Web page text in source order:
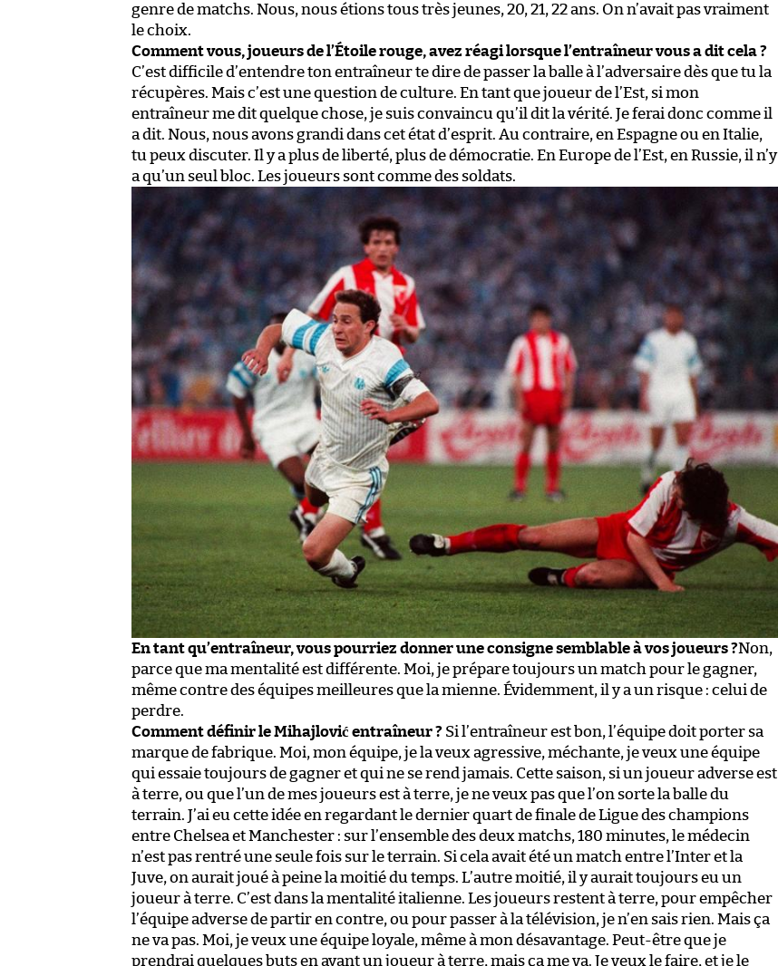
genre de matchs. Nous, nous étions tous très jeunes, 20, 21, 22 ans. On n’avait pas vraiment
le choix.
Comment vous, joueurs de l’Étoile rouge, avez réagi lorsque l’entraîneur vous a dit cela ?
C’est difficile d’entendre ton entraîneur te dire de passer la balle à l’adversaire dès que tu la
récupères. Mais c’est une question de culture. En tant que joueur de l’Est, si mon
entraîneur me dit quelque chose, je suis convaincu qu’il dit la vérité. Je ferai donc comme il
a dit. Nous, nous avons grandi dans cet état d’esprit. Au contraire, en Espagne ou en Italie,
tu peux discuter. Il y a plus de liberté, plus de démocratie. En Europe de l’Est, en Russie, il n’y
a qu’un seul bloc. Les joueurs sont comme des soldats.
En tant qu’entraîneur, vous pourriez donner une consigne semblable à vos joueurs ?Non,
parce que ma mentalité est différente. Moi, je prépare toujours un match pour le gagner,
même contre des équipes meilleures que la mienne. Évidemment, il y a un risque : celui de
perdre.
Comment définir le Mihajlović entraîneur ? Si l’entraîneur est bon, l’équipe doit porter sa
marque de fabrique. Moi, mon équipe, je la veux agressive, méchante, je veux une équipe
qui essaie toujours de gagner et qui ne se rend jamais. Cette saison, si un joueur adverse est
à terre, ou que l’un de mes joueurs est à terre, je ne veux pas que l’on sorte la balle du
terrain. J’ai eu cette idée en regardant le dernier quart de finale de Ligue des champions
entre Chelsea et Manchester : sur l’ensemble des deux matchs, 180 minutes, le médecin
n’est pas rentré une seule fois sur le terrain. Si cela avait été un match entre l’Inter et la
Juve, on aurait joué à peine la moitié du temps. L’autre moitié, il y aurait toujours eu un
joueur à terre. C’est dans la mentalité italienne. Les joueurs restent à terre, pour empêcher
l’équipe adverse de partir en contre, ou pour passer à la télévision, je n’en sais rien. Mais ça
ne va pas. Moi, je veux une équipe loyale, même à mon désavantage. Peut-être que je
prendrai quelques buts en ayant un joueur à terre, mais ça me va. Je veux le faire, et je le